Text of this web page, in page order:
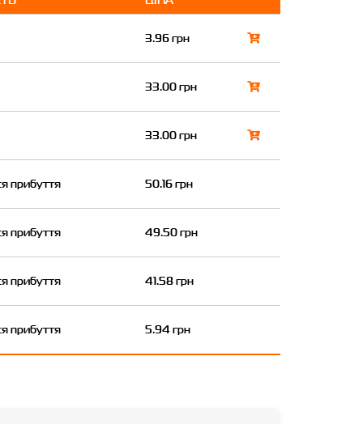
3.96 грн
33.00 грн
33.00 грн
прибуття 50.16 грн
прибуття 49.50 грн
прибуття 41.58 грн
прибуття 5.94 грн